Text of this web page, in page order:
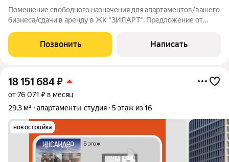
Помещение свободного назначения для апартаментов/вашего
бизнеса/сдачи в аренду в ЖК "ЗИЛАРТ". Предложение от
зоной с/у, с отделкой (номер помещения 659Н, 6 корпус)
Панорамное остекление в пол
Позвонить Написать
18 151 684₽
от 76 071 ₽ в месяц
29,3 м²
апартаменты-студия 5 этаж из 16
новостройка